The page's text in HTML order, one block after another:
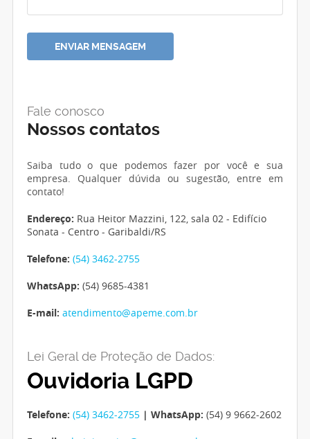
Fale conosco
Nossos contatos
Saiba tudo o que podemos fazer por você e sua
empresa. Qualquer dúvida ou sugestão, entre em
contato!
Endereço: Rua Heitor Mazzini, 122, sala 02 - Edifício
Sonata - Centro - Garibaldi/RS
Telefone: (54) 3462-2755
WhatsApp: (54) 9685-4381
E-mail: atendimento@apeme.com.br
Lei Geral de Proteção de Dados:
Ouvidoria LGPD
Telefone: (54) 3462-2755 | WhatsApp: (54) 9 9662-2602